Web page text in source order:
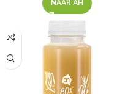
NAAR AH